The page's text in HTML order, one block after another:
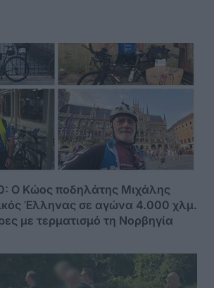
Ο Κώος ποδηλάτης Μιχάλης
Έλληνας σε αγώνα 4.000 χλμ.
με τερματισμό τη Νορβηγία